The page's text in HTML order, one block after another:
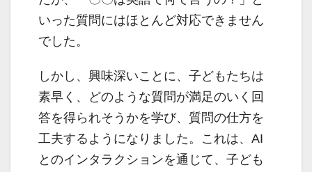
いった質問にはほとんど対応できません
でした。
しかし、興味深いことに、子どもたちは
素早く、どのような質問が満足のいく回
答を得られそうかを学び、質問の仕方を
工夫するようになりました。これは、AI
とのインタラクションを通じて、子ども